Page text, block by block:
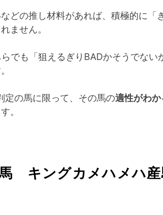
どの推し材料があれば、積極的に「
ません。
でも「狙えるぎりBADかそうでない
定の馬に限って、その馬の適性がわ
。
キングカメハメハ産